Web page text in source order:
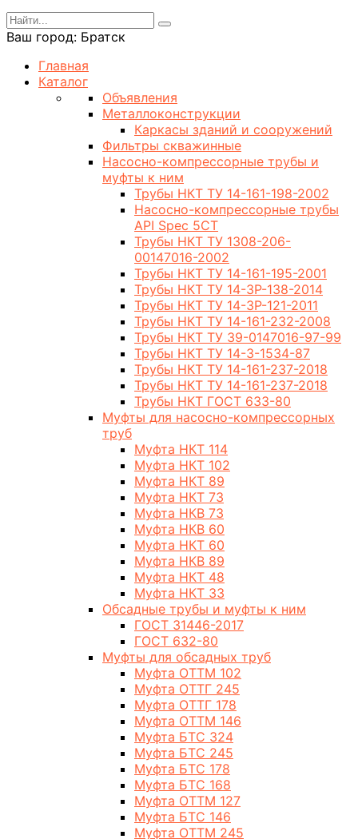
Ваш город: Братск
Главная
Каталог
Объявления
Металлоконструкции
Каркасы зданий и сооружений
Фильтры скважинные
Насосно-компрессорные трубы и
муфты к ним
Трубы НКТ ТУ 14-161-198-2002
Насосно-компрессорные трубы
API Spec 5CT
Трубы НКТ ТУ 1308-206-
00147016-2002
Трубы НКТ ТУ 14-161-195-2001
Трубы НКТ ТУ 14-3Р-138-2014
Трубы НКТ ТУ 14-3Р-121-2011
Трубы НКТ ТУ 14-161-232-2008
Трубы НКТ ТУ 39-0147016-97-99
Трубы НКТ ТУ 14-3-1534-87
Трубы НКТ ТУ 14-161-237-2018
Трубы НКТ ТУ 14-161-237-2018
Трубы НКТ ГОСТ 633-80
Муфты для насосно-компрессорных
труб
Муфта НКТ 114
Муфта НКТ 102
Муфта НКТ 89
Муфта НКТ 73
Муфта НКВ 73
Муфта НКВ 60
Муфта НКТ 60
Муфта НКВ 89
Муфта НКТ 48
Муфта НКТ 33
Обсадные трубы и муфты к ним
ГОСТ 31446-2017
ГОСТ 632-80
Муфты для обсадных труб
Муфта ОТТМ 102
Муфта ОТТГ 245
Муфта ОТТГ 178
Муфта ОТТМ 146
Муфта БТС 324
Муфта БТС 245
Муфта БТС 178
Муфта БТС 168
Муфта ОТТМ 127
Муфта БТС 146
Муфта ОТТМ 245